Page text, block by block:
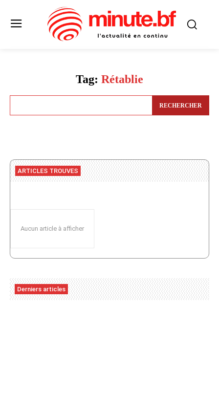
Tag: Rétablie
RECHERCHER
ARTICLES TROUVES
Aucun article à afficher
Derniers articles